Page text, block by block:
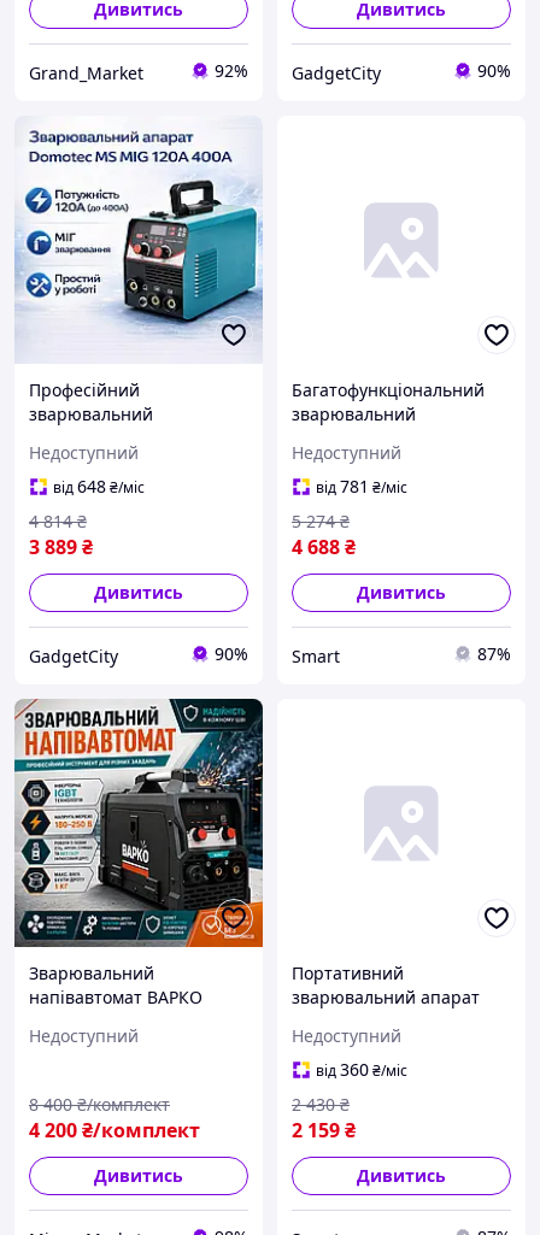
Дивитись
Grand_Market 92%
Дивитись
GadgetCity 90%
Професійний
зварювальний
120A/400A,
Універсальний інвертор
для зварювання дротом у
майстерні та побуті
Недоступний
від648₴/міс
3 889₴
4 814 ₴
Дивитись
GadgetCity 90%
Багатофункціональний
зварювальний
Універсальний інвертор
для роботи з металом у
майстерні та побуті
Недоступний
від781 ₴/міс
4 688₴
5 274 ₴
Дивитись
Smart 87%
Зварювальний
напівавтомат ВАРКО
зварювальний інвертор
зварювання дротом
Недоступний
4 200₴/комплект
8 400 ₴/комплект
Дивитись
Портативний
зварювальний апарат
інвертор для
зварювальних робіт
електродом у домашніх
умовах
Недоступний
від360₴/міс
2 159₴
2 430 ₴
Дивитись